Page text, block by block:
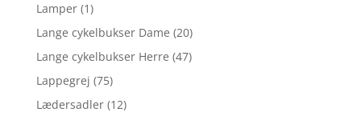
Lamper (1)
Lange cykelbukser Dame (20)
Lange cykelbukser Herre (47)
Lappegrej (75)
Lædersadler (12)